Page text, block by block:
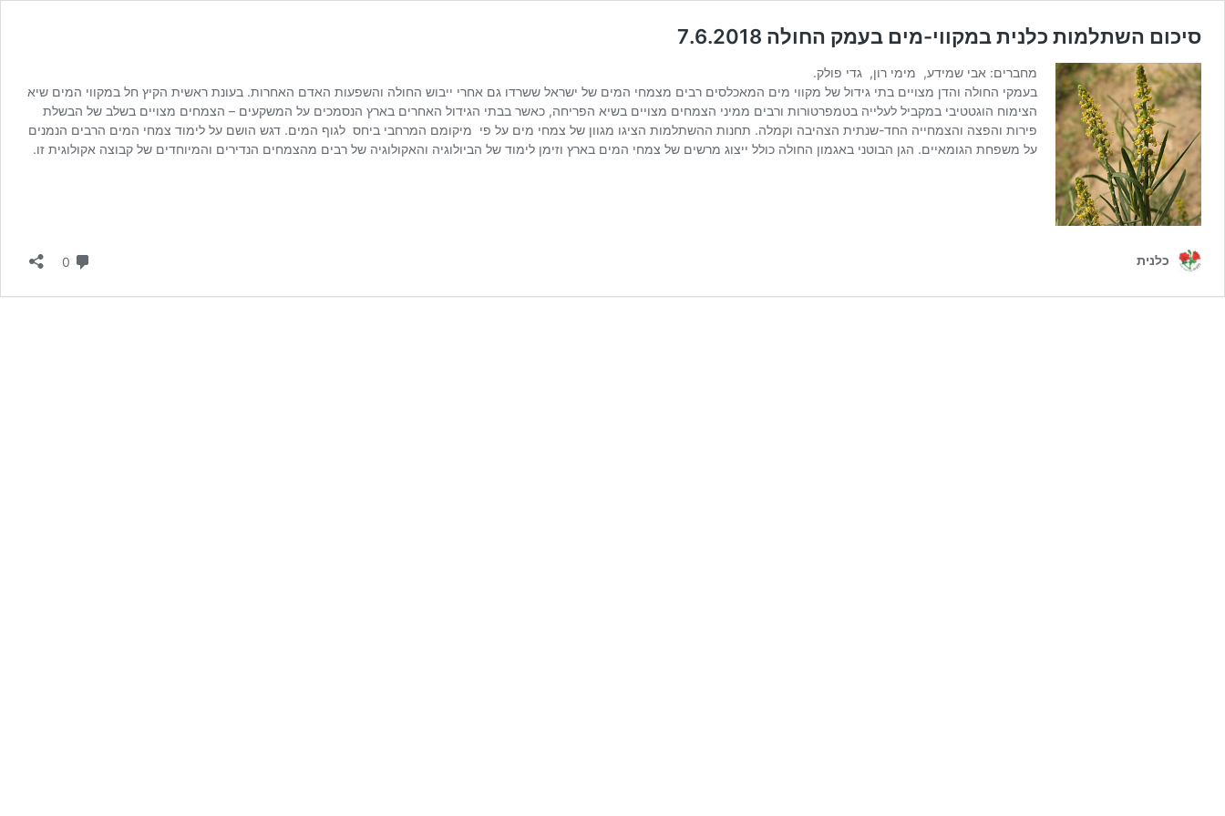
סיכום השתלמות כלנית במקווי-מים בעמק החולה 7.6.2018
מחברים: אבי שמידע, מימי רון, גדי פולק.
בעמקי החולה והדן מצויים בתי גידול של מקווי מים המאכלסים רבים מצמחי המים של ישראל ששרדו גם אחרי ייבוש החולה והשפעות האדם האחרות. בעונת ראשית הקיץ חל במקווי המים שיא
הצימוח הוגטטיבי במקביל לעלייה בטמפרטורות ורבים ממיני הצמחים מצויים בשיא הפריחה, כאשר בבתי הגידול האחרים בארץ הנסמכים על המשקעים – הצמחים מצויים בשלב של הבשלת
פירות והפצה והצמחייה החד-שנתית הצהיבה וקמלה. תחנות ההשתלמות הציגו מגוון של צמחי מים על פי מיקומם המרחבי ביחס לגוף המים. דגש הושם על לימוד צמחי המים הרבים הנמנים
על משפחת הגומאיים. הגן הבוטני באגמון החולה כולל ייצוג מרשים של צמחי המים בארץ וזימן לימוד של הביולוגיה והאקולוגיה של רבים מהצמחים הנדירים והמיוחדים של קבוצה אקולוגית זו.
כלנית תגובות